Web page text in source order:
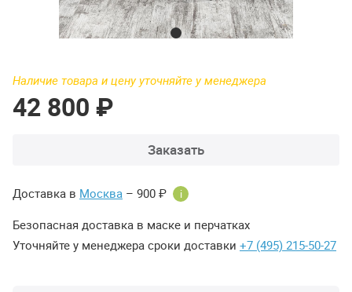
Наличие товара и цену уточняйте у менеджера
42 800 ₽
Заказать
Доставка в Москва – 900 ₽ i
Безопасная доставка в маске и перчатках
Уточняйте у менеджера сроки доставки +7 (495) 215-50-27